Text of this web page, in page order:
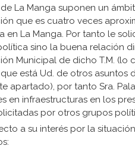
La Manga suponen un
que es cuatro veces
en La Manga. Por tanto le
sino la buena relación
Municipal de dicho T.M. (lo
está Ud. de otros asuntos
apartado), por tanto Sra.
en infraestructuras en los
por otros grupos
a su interés por la